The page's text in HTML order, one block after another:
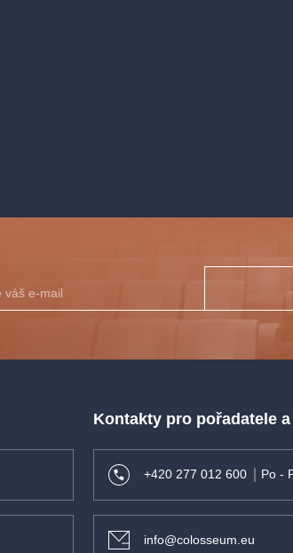
Kontakty pro pořadatele
+420 277 012 600 Po -
info@colosseum.eu